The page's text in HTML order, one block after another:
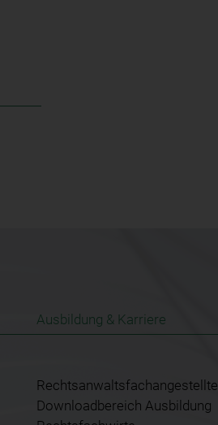
Ausbildung & Karriere
Rechtsanwaltsfachangestellte
Downloadbereich Ausbildung